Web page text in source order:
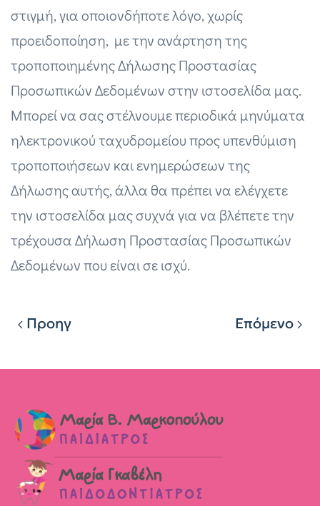
στιγμή, για οποιονδήποτε λόγο, χωρίς
προειδοποίηση, με την ανάρτηση της
τροποποιημένης Δήλωσης Προστασίας
Προσωπικών Δεδομένων στην ιστοσελίδα μας.
Μπορεί να σας στέλνουμε περιοδικά μηνύματα
ηλεκτρονικού ταχυδρομείου προς υπενθύμιση
τροποποιήσεων και ενημερώσεων της
Δήλωσης αυτής, άλλα θα πρέπει να ελέγχετε
την ιστοσελίδα μας συχνά για να βλέπετε την
τρέχουσα Δήλωση Προστασίας Προσωπικών
Δεδομένων που είναι σε ισχύ.
Προηγ Επόμενο